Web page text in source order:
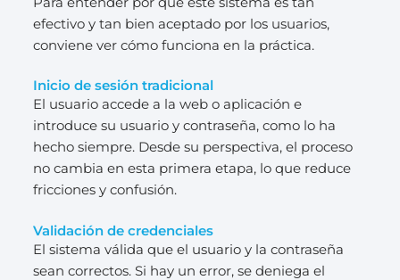
efectivo y tan bien aceptado por los usuarios,
conviene ver cómo funciona en la práctica.
Inicio de sesión tradicional
El usuario accede a la web o aplicación e
introduce su usuario y contraseña, como lo ha
hecho siempre. Desde su perspectiva, el proceso
no cambia en esta primera etapa, lo que reduce
fricciones y confusión.
Validación de credenciales
El sistema válida que el usuario y la contraseña
sean correctos. Si hay un error, se deniega el